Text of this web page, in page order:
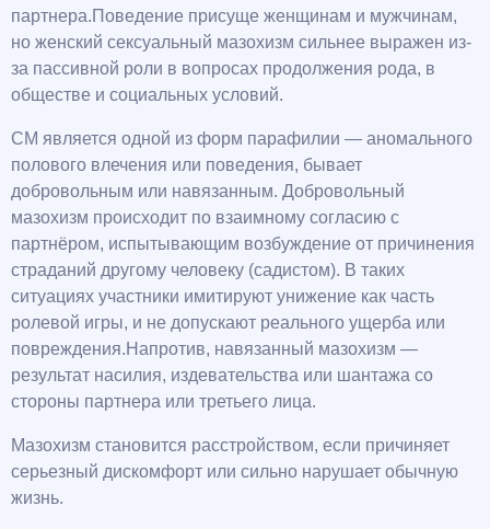
партнера.Поведение присуще женщинам и мужчинам,
но женский сексуальный мазохизм сильнее выражен из-
за пассивной роли в вопросах продолжения рода, в
обществе и социальных условий.
СМ является одной из форм парафилии — аномального
полового влечения или поведения, бывает
добровольным или навязанным. Добровольный
мазохизм происходит по взаимному согласию с
партнёром, испытывающим возбуждение от причинения
страданий другому человеку (садистом). В таких
ситуациях участники имитируют унижение как часть
ролевой игры, и не допускают реального ущерба или
повреждения.Напротив, навязанный мазохизм —
результат насилия, издевательства или шантажа со
стороны партнера или третьего лица.
Мазохизм становится расстройством, если причиняет
серьезный дискомфорт или сильно нарушает обычную
жизнь.